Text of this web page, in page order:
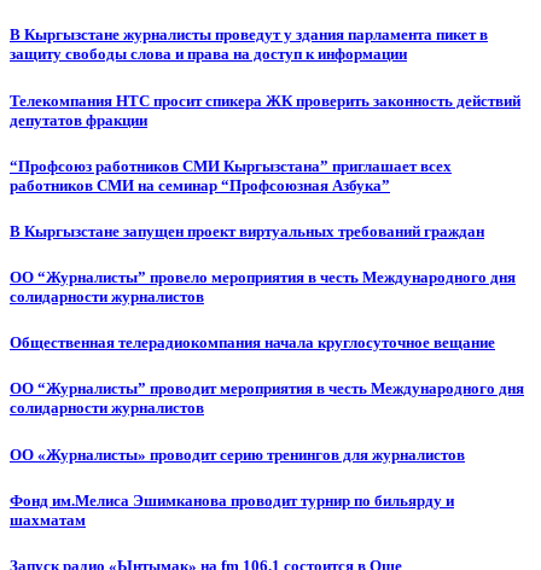
В Кыргызстане журналисты проведут у здания парламента пикет в
защиту свободы слова и права на доступ к информации
Телекомпания НТС просит спикера ЖК проверить законность действий
депутатов фракции
“Профсоюз работников СМИ Кыргызстана” приглашает всех
работников СМИ на семинар “Профсоюзная Азбука”
В Кыргызстане запущен проект виртуальных требований граждан
ОО “Журналисты” провело мероприятия в честь Международного дня
солидарности журналистов
Общественная телерадиокомпания начала круглосуточное вещание
ОО “Журналисты” проводит мероприятия в честь Международного дня
солидарности журналистов
ОО «Журналисты» проводит серию тренингов для журналистов
Фонд им.Мелиса Эшимканова проводит турнир по бильярду и
шахматам
Запуск радио «Ынтымак» на fm 106.1 состоится в Оше